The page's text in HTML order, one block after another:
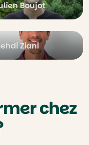
Boujot
Ziani
chez